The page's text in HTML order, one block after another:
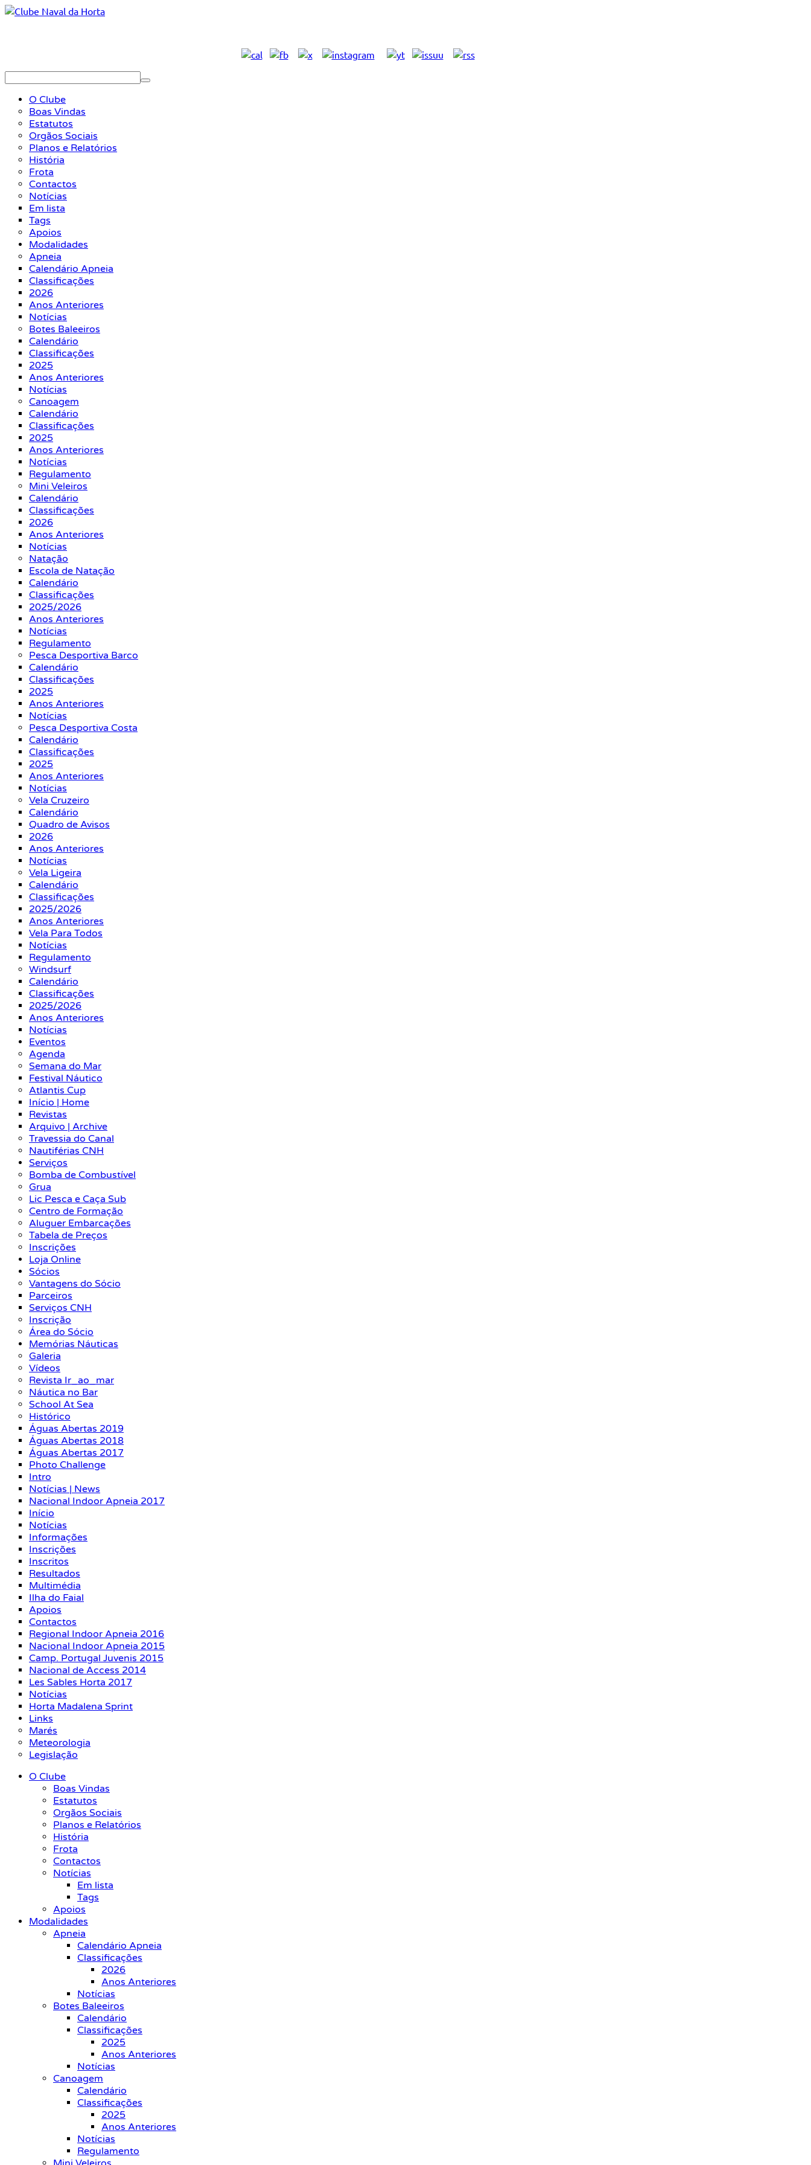
O Clube
Boas Vindas
Estatutos
Orgãos Sociais
Planos e Relatórios
História
Frota
Contactos
Notícias
Em lista
Tags
Apoios
Modalidades
Apneia
Calendário Apneia
Classificações
2026
Anos Anteriores
Notícias
Botes Baleeiros
Calendário
Classificações
2025
Anos Anteriores
Notícias
Canoagem
Calendário
Classificações
2025
Anos Anteriores
Notícias
Regulamento
Mini Veleiros
Calendário
Classificações
2026
Anos Anteriores
Notícias
Natação
Escola de Natação
Calendário
Classificações
2025/2026
Anos Anteriores
Notícias
Regulamento
Pesca Desportiva Barco
Calendário
Classificações
2025
Anos Anteriores
Notícias
Pesca Desportiva Costa
Calendário
Classificações
2025
Anos Anteriores
Notícias
Vela Cruzeiro
Calendário
Quadro de Avisos
2026
Anos Anteriores
Notícias
Vela Ligeira
Calendário
Classificações
2025/2026
Anos Anteriores
Vela Para Todos
Notícias
Regulamento
Windsurf
Calendário
Classificações
2025/2026
Anos Anteriores
Notícias
Eventos
Agenda
Semana do Mar
Festival Náutico
Atlantis Cup
Início | Home
Revistas
Arquivo | Archive
Travessia do Canal
Nautiférias CNH
Serviços
Bomba de Combustível
Grua
Lic Pesca e Caça Sub
Centro de Formação
Aluguer Embarcações
Tabela de Preços
Inscrições
Loja Online
Sócios
Vantagens do Sócio
Parceiros
Serviços CNH
Inscrição
Área do Sócio
Memórias Náuticas
Galeria
Vídeos
Revista Ir_ao_mar
Náutica no Bar
School At Sea
Histórico
Águas Abertas 2019
Águas Abertas 2018
Águas Abertas 2017
Photo Challenge
Intro
Notícias | News
Nacional Indoor Apneia 2017
Início
Notícias
Informações
Inscrições
Inscritos
Resultados
Multimédia
Ilha do Faial
Apoios
Contactos
Regional Indoor Apneia 2016
Nacional Indoor Apneia 2015
Camp. Portugal Juvenis 2015
Nacional de Access 2014
Les Sables Horta 2017
Notícias
Horta Madalena Sprint
Links
Marés
Meteorologia
Legislação
O Clube
Boas Vindas
Estatutos
Orgãos Sociais
Planos e Relatórios
História
Frota
Contactos
Notícias
Em lista
Tags
Apoios
Modalidades
Apneia
Calendário Apneia
Classificações
2026
Anos Anteriores
Notícias
Botes Baleeiros
Calendário
Classificações
2025
Anos Anteriores
Notícias
Canoagem
Calendário
Classificações
2025
Anos Anteriores
Notícias
Regulamento